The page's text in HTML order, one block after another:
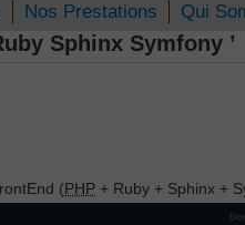
Nos Prestations Qui
Sphinx Symfony ’
( PHP + Ruby + Sphinx +